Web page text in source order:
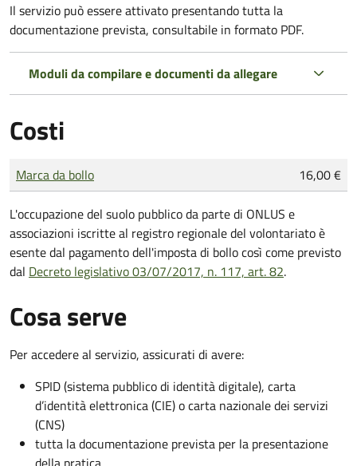
Il servizio può essere attivato presentando tutta la
documentazione prevista, consultabile in formato PDF.
Moduli da compilare e documenti da allegare
Costi
Tipo di pagamento
Importo
Marca da bollo 16,00 €
L'occupazione del suolo pubblico da parte di ONLUS e
associazioni iscritte al registro regionale del volontariato è
esente dal pagamento dell'imposta di bollo così come previsto
dal Decreto legislativo 03/07/2017, n. 117, art. 82.
Cosa serve
Per accedere al servizio, assicurati di avere:
SPID (sistema pubblico di identità digitale), carta
d’identità elettronica (CIE) o carta nazionale dei servizi
(CNS)
tutta la documentazione prevista per la presentazione